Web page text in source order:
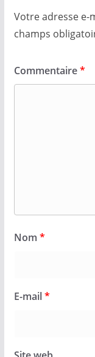
Votre adresse e-
champs
Commentaire*
Nom *
E-mail*